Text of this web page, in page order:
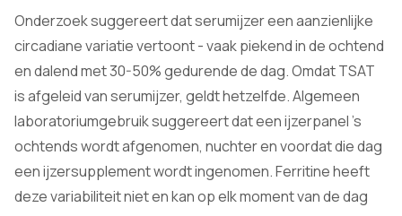
Onderzoek suggereert dat serumijzer een aanzienlijke
circadiane variatie vertoont - vaak piekend in de ochtend
en dalend met 30-50% gedurende de dag. Omdat TSAT
is afgeleid van serumijzer, geldt hetzelfde. Algemeen
laboratoriumgebruik suggereert dat een ijzerpanel 's
ochtends wordt afgenomen, nuchter en voordat die dag
een ijzersupplement wordt ingenomen. Ferritine heeft
deze variabiliteit niet en kan op elk moment van de dag